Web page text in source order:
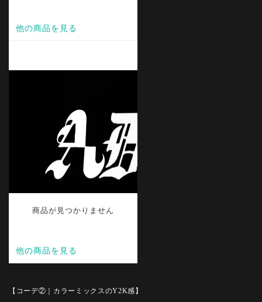
【コーデ②｜カラーミックスのY2K感】